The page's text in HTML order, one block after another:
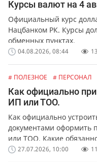
Курсы валют на 4
Официальный курс
Нацбанком РК. Курсы
обменных пунктах.
04.08.2026, 08:44
# ПОЛЕЗНОЕ # ПЕРСОНАЛ
Как официально
ИП или ТОО.
Как официально
документами оформить
или ТОО. Какие
официальное
27.07.2026, 10:00